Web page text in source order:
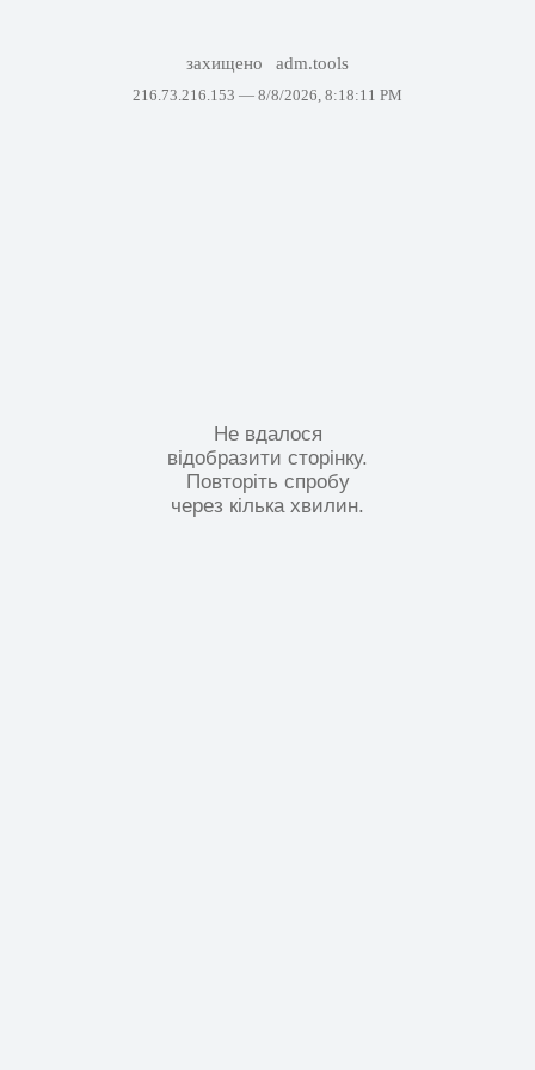
захищено adm.tools
216.73.216.153 — 8/8/2026, 8:18:11 PM
Не вдалося
відобразити сторінку.
Повторіть спробу
через кілька хвилин.